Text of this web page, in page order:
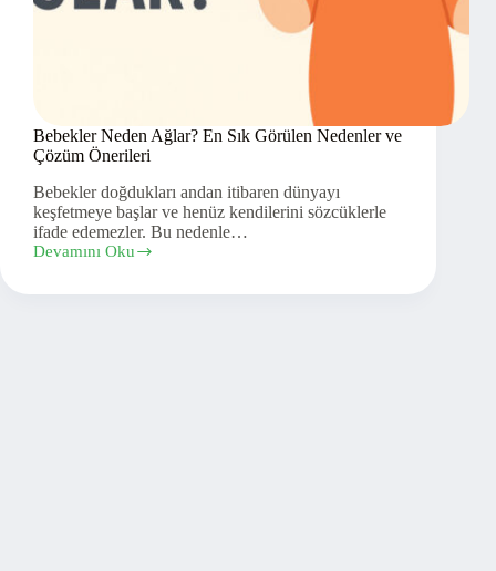
Bebekler Neden Ağlar? En Sık Görülen Nedenler ve
Çözüm Önerileri
Bebekler doğdukları andan itibaren dünyayı
keşfetmeye başlar ve henüz kendilerini sözcüklerle
ifade edemezler. Bu nedenle…
Devamını Oku
Bebekler
Ağlar?